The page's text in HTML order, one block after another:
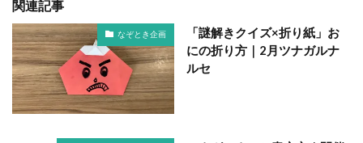
関連記事
なぞとき企画
「謎解きクイズ×折り紙」お
にの折り方｜2月ツナガルナ
ルセ